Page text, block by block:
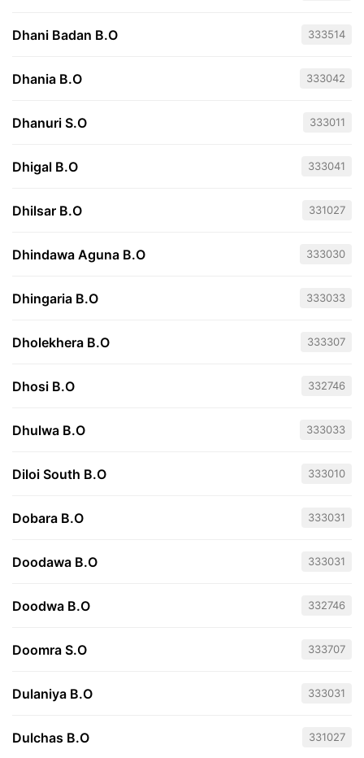
Dhani Badan B.O 333514
Dhania B.O 333042
Dhanuri S.O 333011
Dhigal B.O 333041
Dhilsar B.O 331027
Dhindawa Aguna B.O 333030
Dhingaria B.O 333033
Dholekhera B.O 333307
Dhosi B.O 332746
Dhulwa B.O 333033
Diloi South B.O 333010
Dobara B.O 333031
Doodawa B.O 333031
Doodwa B.O 332746
Doomra S.O 333707
Dulaniya B.O 333031
Dulchas B.O 331027